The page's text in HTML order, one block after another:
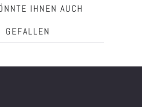
IHNEN AUCH
GEFALLEN